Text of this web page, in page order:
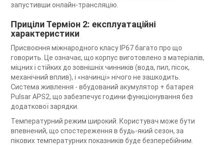
запустивши онлайн-трансляцію.
Приціли Терміон 2: експлуатаційні
характеристики
Присвоєння міжнародного класу IP67 багато про що
говорить. Це означає, що корпус виготовлено з матеріалів,
міцних і стійких до зовнішніх чинників (вода, пил, пісок,
механічний вплив), і «начинці» нічого не зашкодить.
Система живлення - вбудований акумулятор + батарея
Pulsar APS2, що забезпечує години функціонування без
додаткової зарядки.
Температурний режим широкий. Користувач може бути
впевнений, що спостереження в будь-який сезон, за
пікових температурних показників буде безперебійним.